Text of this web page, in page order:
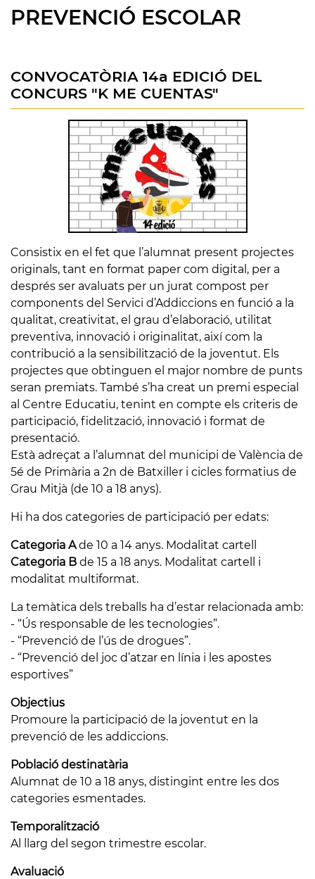
PREVENCIÓ ESCOLAR
CONVOCATÒRIA 14a EDICIÓ DEL
CONCURS "K ME CUENTAS"
Consistix en el fet que l’alumnat present projectes
originals, tant en format paper com digital, per a
després ser avaluats per un jurat compost per
components del Servici d’Addiccions en funció a la
qualitat, creativitat, el grau d’elaboració, utilitat
preventiva, innovació i originalitat, així com la
contribució a la sensibilització de la joventut. Els
projectes que obtinguen el major nombre de punts
seran premiats. També s’ha creat un premi especial
al Centre Educatiu, tenint en compte els criteris de
participació, fidelització, innovació i format de
presentació.
Està adreçat a l’alumnat del municipi de València de
5é de Primària a 2n de Batxiller i cicles formatius de
Grau Mitjà (de 10 a 18 anys).
Hi ha dos categories de participació per edats:
Categoria Ade 10 a 14 anys. Modalitat cartell
Categoria B de 15 a 18 anys. Modalitat cartell i
modalitat multiformat.
La temàtica dels treballs ha d’estar relacionada amb:
- “Ús responsable de les tecnologies”.
- “Prevenció de l’ús de drogues”.
- “Prevenció del joc d’atzar en línia i les apostes
esportives”
Objectius
Promoure la participació de la joventut en la
prevenció de les addiccions.
Població destinatària
Alumnat de 10 a 18 anys, distingint entre les dos
categories esmentades.
Temporalització
Al llarg del segon trimestre escolar.
Avaluació